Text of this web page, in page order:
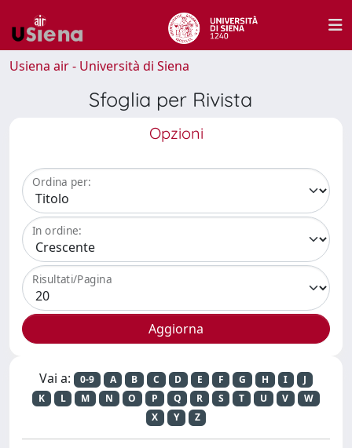
Usiena air - Università di Siena
Sfoglia per Rivista
Opzioni
Ordina per:
In ordine:
Risultati/Pagina
Vai a: 0-9 A B C D E F G H I
J
K
L M N O P Q R S T U V
W
X
Y Z